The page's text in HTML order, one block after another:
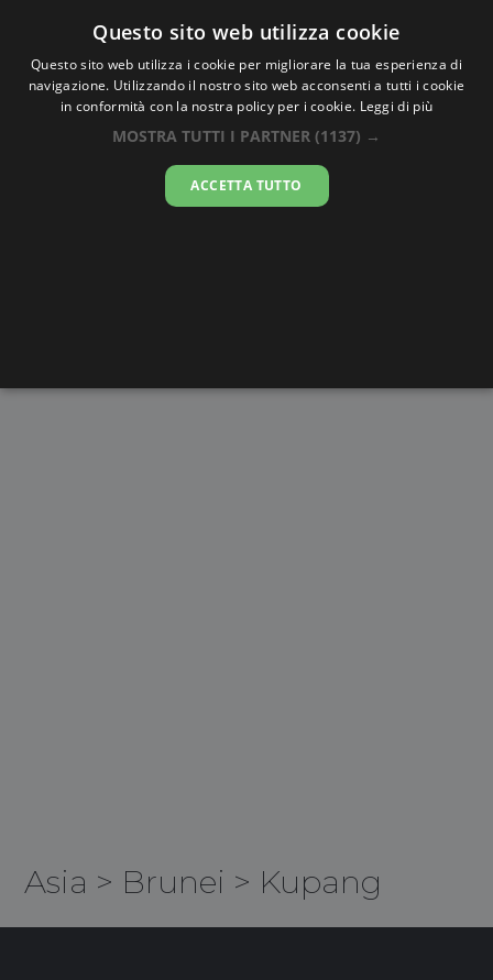
Oraesatta.co
Ora EsattaKupang
00:58:57
Asia > Brunei > Kupang
Questo sito web utilizza cookie
Questo sito web utilizza i cookie per migliorare la tua esperienza di
navigazione. Utilizzando il nostro sito web acconsenti a tutti i cookie
in conformità con la nostra policy per i cookie. Leggi di più
MOSTRA TUTTI I PARTNER (1137) →
ACCETTA TUTTO